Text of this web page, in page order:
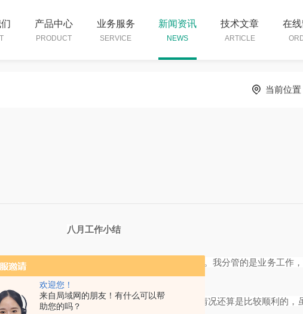
欢迎您！
来自局域网的朋友！有什么可以帮
助您的吗？
产品中心
PRODUCT
业务服务
SERVICE
新闻资讯
NEWS
技术文章
ARTICLE
在
当前位置
八月工作小结
理。管理是一种投入，这种投入必定会产生效益。我分管的是业务工作
日子总是那么快就结束了。回顾这一个月的工作情况还算是比较顺利的